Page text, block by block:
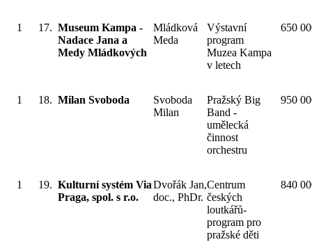
1 17. Museum Kampa -
Nadace Jana a
Medy Mládkových
Mládková
Meda
Výstavní
program
Muzea Kampa
v letech
650
1 18. Milan Svoboda
Svoboda
Milan
Pražský Big
Band -
umělecká
činnost
orchestru
950
1 19. Kulturní systém Via
Praga, spol. s r.o.
Dvořák Jan,
doc., PhDr.
Centrum
českých
loutkářů-
program pro
pražské děti
840